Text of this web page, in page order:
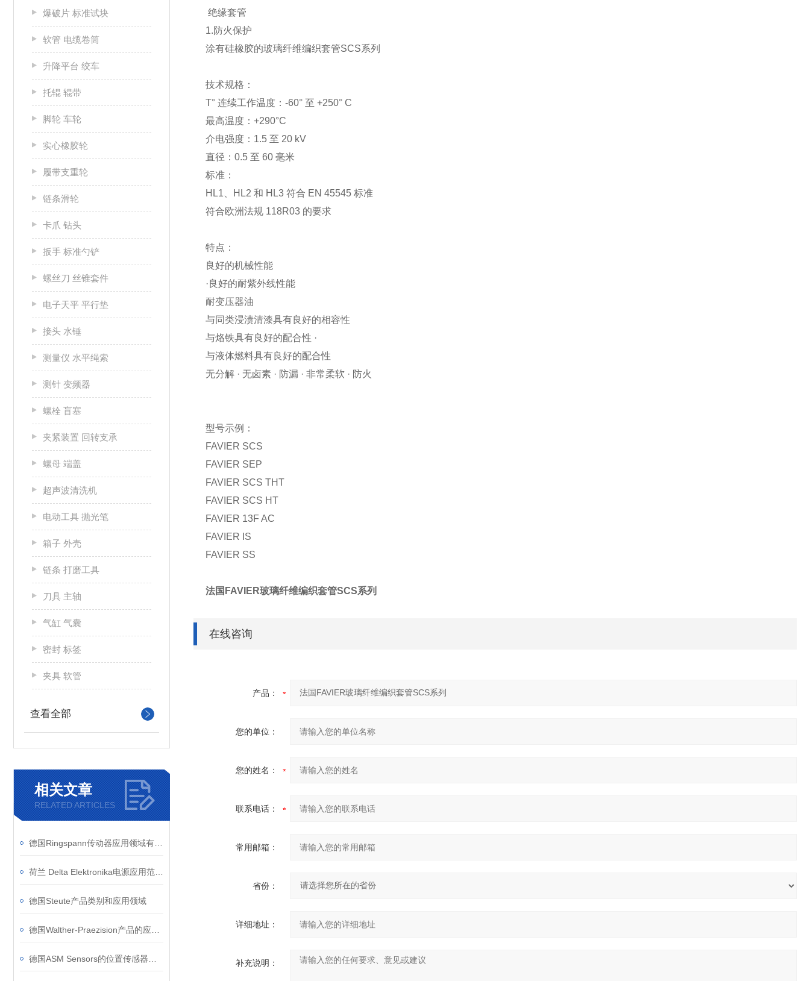
爆破片 标准试块
软管 电缆卷筒
升降平台 绞车
托辊 辊带
脚轮 车轮
实心橡胶轮
履带支重轮
链条滑轮
卡爪 钻头
扳手 标准勺铲
螺丝刀 丝锥套件
电子天平 平行垫
接头 水锤
测量仪 水平绳索
测针 变频器
螺栓 盲塞
夹紧装置 回转支承
螺母 端盖
超声波清洗机
电动工具 抛光笔
箱子 外壳
链条 打磨工具
刀具 主轴
气缸 气囊
密封 标签
夹具 软管
查看全部
相关文章
RELATED ARTICLES
德国Steute产品类别和应用领域
绝缘套管
1.防火保护
涂有硅橡胶的玻璃纤维编织套管SCS系列
技术规格：
T° 连续工作温度：-60° 至 +250° C
最高温度：+290°C
介电强度：1.5 至 20 kV
直径：0.5 至 60 毫米
标准：
HL1、HL2 和 HL3 符合 EN 45545 标准
符合欧洲法规 118R03 的要求
特点：
良好的机械性能
·良好的耐紫外线性能
耐变压器油
与同类浸渍清漆具有良好的相容性
与烙铁具有良好的配合性 ·
与液体燃料具有良好的配合性
无分解 · 无卤素 · 防漏 · 非常柔软 · 防火
型号示例：
FAVIER SCS
FAVIER SEP
FAVIER SCS THT
FAVIER SCS HT
FAVIER 13F AC
FAVIER IS
FAVIER SS
法国FAVIER玻璃纤维编织套管SCS系列
在线咨询
产品：
您的单位：
您的姓名：
联系电话：
常用邮箱：
省份：
详细地址：
补充说明：